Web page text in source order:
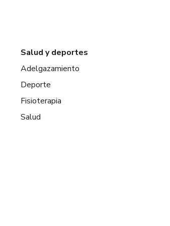
Salud y deportes
Adelgazamiento
Deporte
Fisioterapia
Salud